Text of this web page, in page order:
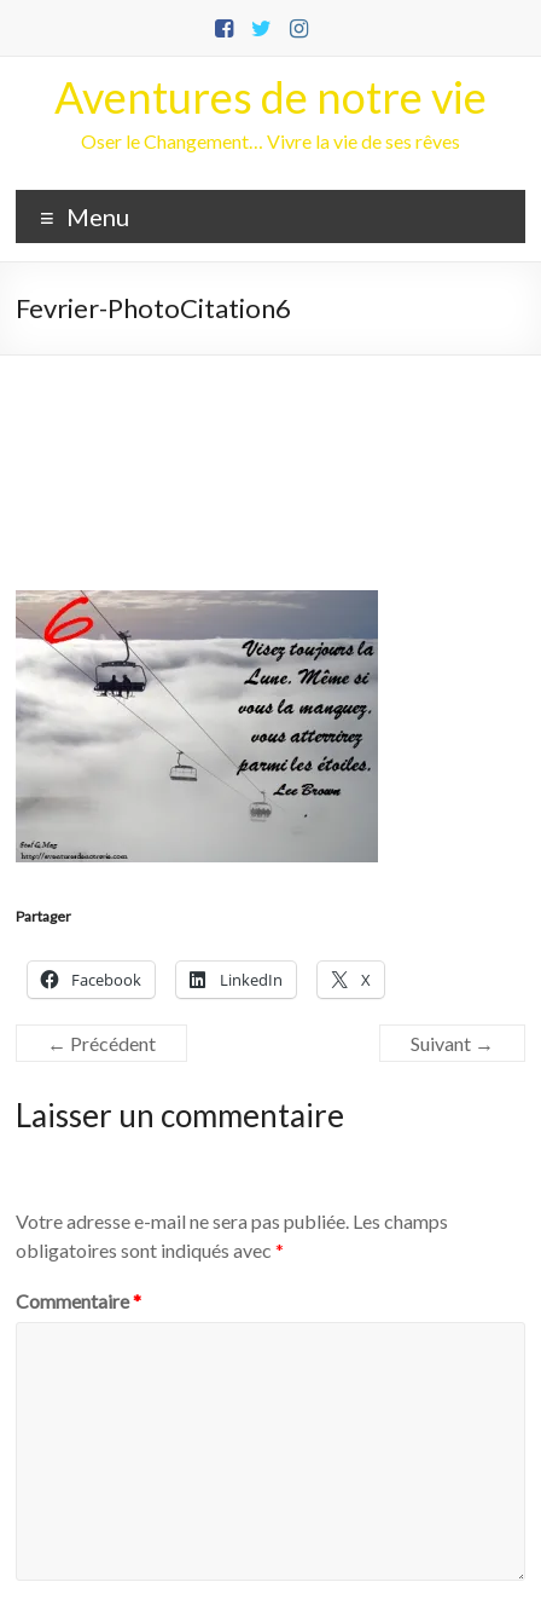
Aventures de notre vie
Oser le Changement… Vivre la vie de ses rêves
Menu
Fevrier-PhotoCitation6
Partager
Facebook LinkedIn X
← Précédent Suivant →
Laisser un commentaire
Votre adresse e-mail ne sera pas publiée. Les champs
obligatoires sont indiqués avec*
Commentaire*